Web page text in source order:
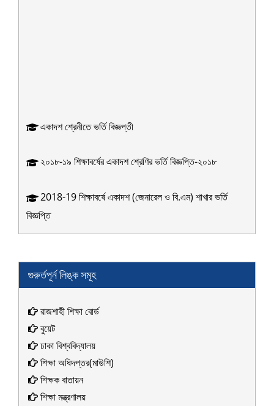
একাদশ শ্রেনীতে ভর্তি বিজ্ঞপ্তী
২০১৮-১৯ শিক্ষাবর্ষের একাদশ শ্রেণির ভর্তি বিজ্ঞপ্তি-২০১৮
2018-19 শিক্ষাবর্ষে একাদশ (জেনারেল ও বি.এম) শাখার ভর্তি
বিজ্ঞপ্তি
বিশেষ দায়িত্ব অর্পন
গুরুর্তপূর্ন লিঙ্ক সমূহ
রাজশাহী শিক্ষা বোর্ড
বুয়েট
ঢাকা বিশ্ববিদ্যালয়
শিক্ষা অধিদপ্তর(মাউশি)
শিক্ষক বাতায়ন
শিক্ষা মন্ত্রণালয়